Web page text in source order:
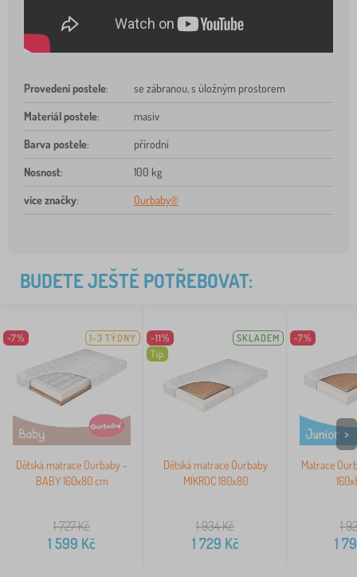
Provedení postele: se zábranou, s úložným prostorem
Materiál postele: masiv
Barva postele: přírodní
Nosnost: 100 kg
více značky: Ourbaby®
BUDETE JEŠTĚ POTŘEBOVAT:
-7% 1-3 TÝDNY
Dětská matrace Ourbaby -
BABY 160x80 cm
1 727Kč
1 599 Kč
-11%
Tip
SKLADEM
Dětská matrace Ourbaby
MIKROC 180x80
1 934Kč
1 729 Kč
-7%
Matrace
1
1
>